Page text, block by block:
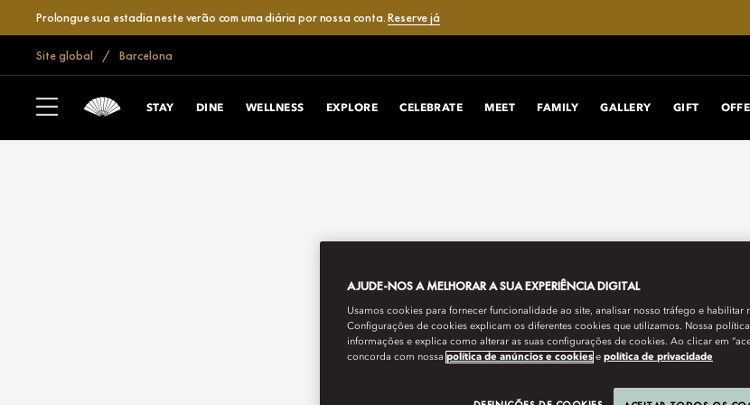
Prolongue sua estadia neste verão com uma diária por nossa conta.Reserve já
Site global Barcelona
STAY DINE WELLNESS EXPLORE CELEBRATE MEET FAMILY GALLERY GIFT
AJUDE-NOS A MELHORAR A SUA EXPERIÊNCIA DIGITAL
Usamos cookies para fornecer funcionalidade ao site, analisar nosso tráfego e habilitar
Configurações de cookies explicam os diferentes cookies que utilizamos. Nossa
informações e explica como alterar as suas configurações de cookies. Ao clicar em
concorda com nossa política de anúncios e cookies e política de privacidade